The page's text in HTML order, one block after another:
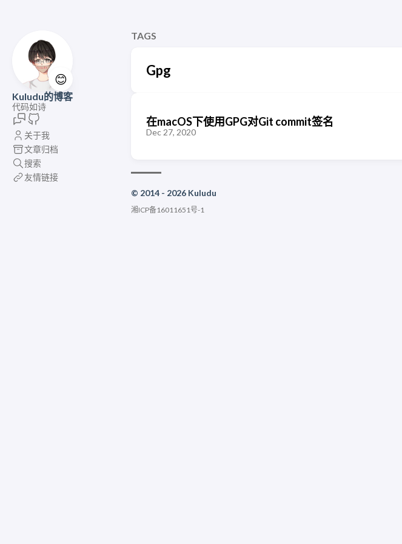
😊
Kuludu的博客
代码如诗
关于我
文章归档
搜索
友情链接
TAGS
Gpg
在macOS下使用GPG对Git commit签名
Dec 27, 2020
© 2014 - 2026 Kuludu
湘ICP备16011651号-1